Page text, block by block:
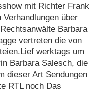
mit Richter Frank
über
Barbara
vertreten die von
werktags um
Barbara Salesch, die
dieser Art Sendungen
RTL noch Das